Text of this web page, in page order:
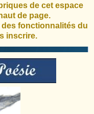
de cet espace
de page.
des fonctionnalités du
inscrire.